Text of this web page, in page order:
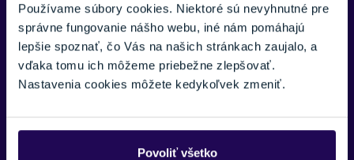
Používame súbory cookies. Niektoré sú nevyhnutné pre
správne fungovanie nášho webu, iné nám pomáhajú
lepšie spoznať, čo Vás na našich stránkach zaujalo, a
vďaka tomu ich môžeme priebežne zlepšovať.
Nastavenia cookies môžete kedykoľvek zmeniť.
Povoliť všetko
Zobraziť viac
TELEFÓNNE ČÍSLO: